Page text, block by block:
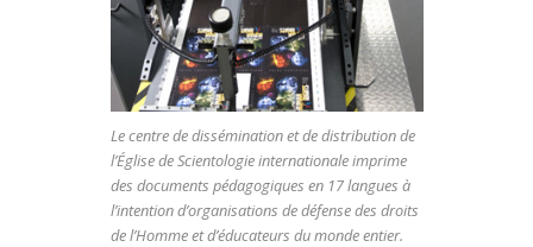
Le centre de dissémination et de distribution de
l’Église de Scientologie internationale imprime
des documents pédagogiques en 17 langues à
l’intention d’organisations de défense des droits
de l’Homme et d’éducateurs du monde entier.